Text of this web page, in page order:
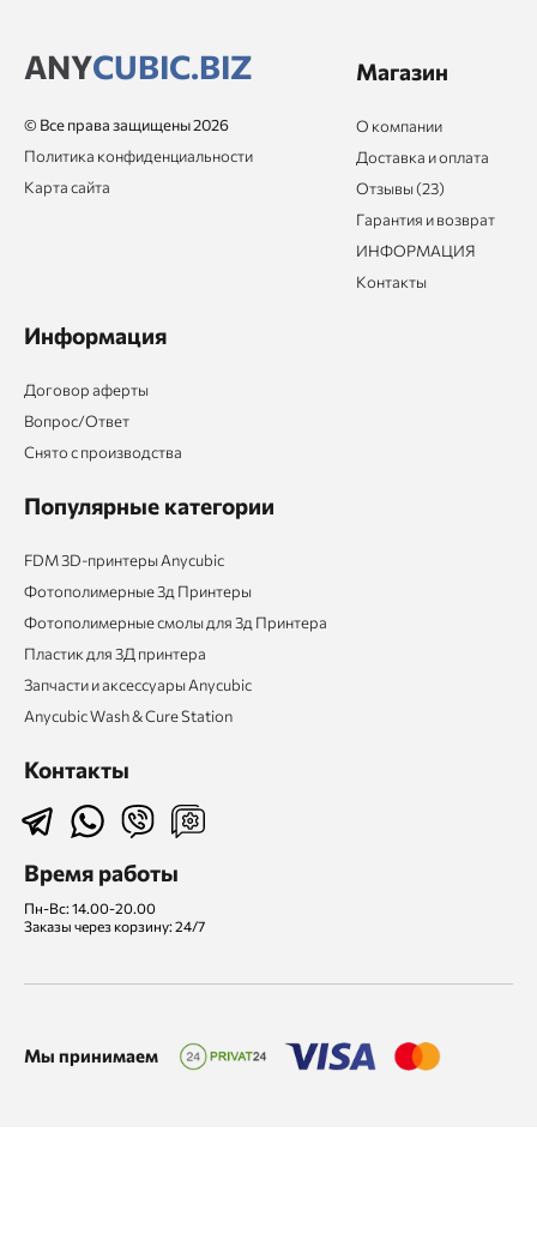
ANYCUBIC.BIZ
© Все права защищены 2026
Политика конфиденциальности
Карта сайта
Магазин
О компании
Доставка и оплата
Отзывы (23)
Гарантия и возврат
ИНФОРМАЦИЯ
Контакты
Информация
Договор аферты
Вопрос/Ответ
Снято с производства
Популярные категории
FDM 3D-принтеры Anycubic
Фотополимерные 3д Принтеры
Фотополимерные смолы для 3д Принтера
Пластик для 3Д принтера
Запчасти и аксессуары Anycubic
Anycubic Wash & Cure Station
Контакты
Время работы
Пн-Вс: 14.00-20.00
Заказы через корзину: 24/7
Мы принимаем